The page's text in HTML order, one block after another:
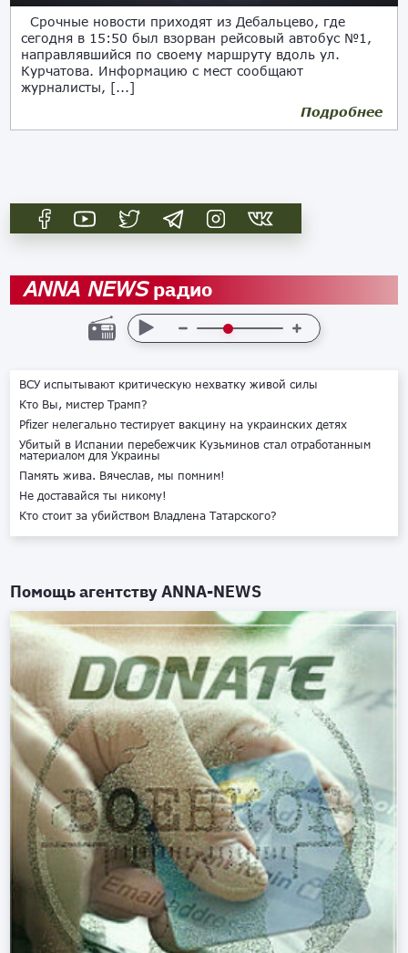
Срочные новости приходят из Дебальцево, где
сегодня в 15:50 был взорван рейсовый автобус №1,
направлявшийся по своему маршруту вдоль ул.
Курчатова. Информацию с мест сообщают
журналисты, [...]
Подробнее
ANNA NEWSрадио
ВСУ испытывают критическую нехватку живой силы
Кто Вы, мистер Трамп?
Pfizer нелегально тестирует вакцину на украинских детях
Убитый в Испании перебежчик Кузьминов стал отработанным
материалом для Украины
Память жива. Вячеслав, мы помним!
Не доставайся ты никому!
Кто стоит за убийством Владлена Татарского?
Помощь агентствуANNA-NEWS